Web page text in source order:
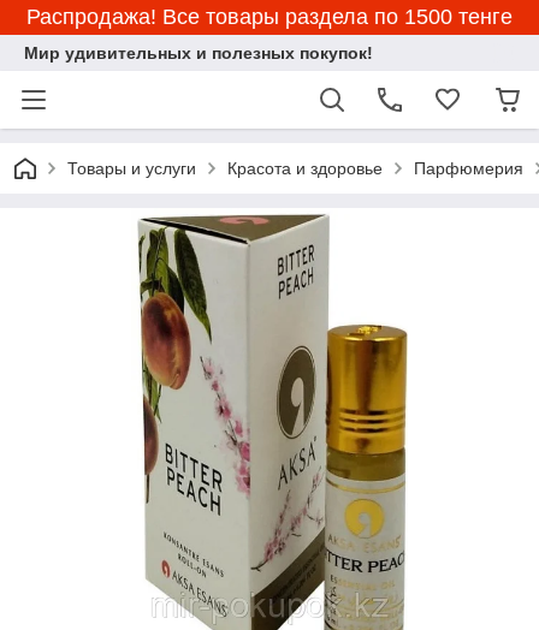
Распродажа! Все товары раздела по 1500 тенге
Мир удивительных и полезных покупок!
Товары и услуги Красота и здоровье Парфюмерия